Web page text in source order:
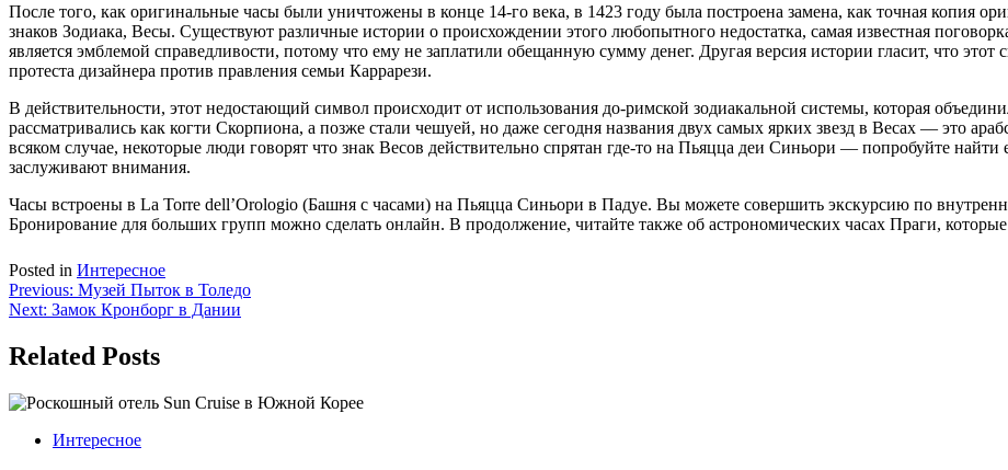
После того, как оригинальные часы были уничтожены в конце 14-го века, в 1423 году была построена замена, как точная копия
знаков Зодиака, Весы. Существуют различные истории о происхождении этого любопытного недостатка, самая известная
является эмблемой справедливости, потому что ему не заплатили обещанную сумму денег. Другая версия истории гласит, что этот
протеста дизайнера против правления семьи Каррарези.
В действительности, этот недостающий символ происходит от использования до-римской зодиакальной системы, которая
рассматривались как когти Скорпиона, а позже стали чешуей, но даже сегодня названия двух самых ярких звезд в Весах — это
всяком случае, некоторые люди говорят что знак Весов действительно спрятан где-то на Пьяцца деи Синьори — попробуйте
заслуживают внимания.
Часы встроены в La Torre dell’Orologio (Башня с часами) на Пьяцца Синьори в Падуе. Вы можете совершить экскурсию по
Бронирование для больших групп можно сделать онлайн. В продолжение, читайте также об астрономических часах Праги,
Posted in Интересное
Навигация
по
записям
Previous: Музей Пыток в Толедо
Next: Замок Кронборг в Дании
Related Posts
Интересное